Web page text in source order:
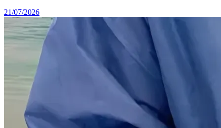
21/07/2026